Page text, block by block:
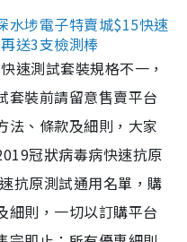
水埗電子特賣城$15快速
送3支檢測棒
速測試套裝規格不一，
套裝前請留意售賣平台
法、條款及細則，大家
冠狀病毒病快速抗原
抗原測試通用名單，購
細則，一切以訂購平台